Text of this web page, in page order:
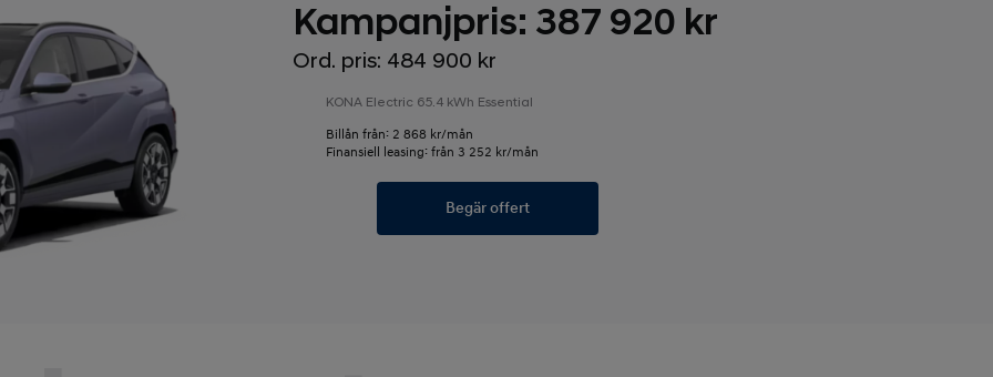
Kampanjpris: 387 920 kr
Ord. pris: 484 900 kr
KONA Electric 65.4 kWh Essential
Billån från: 2 868 kr/mån
Finansiell leasing: från 3 252 kr/mån
Begär offert